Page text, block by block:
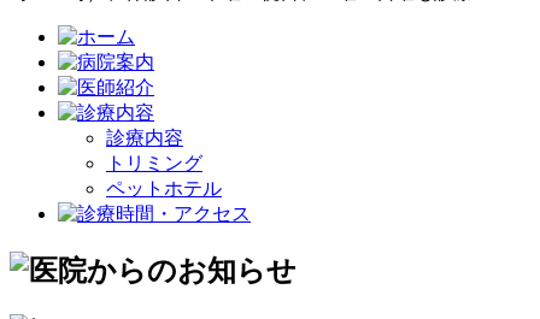
診療内容
トリミング
ペットホテル